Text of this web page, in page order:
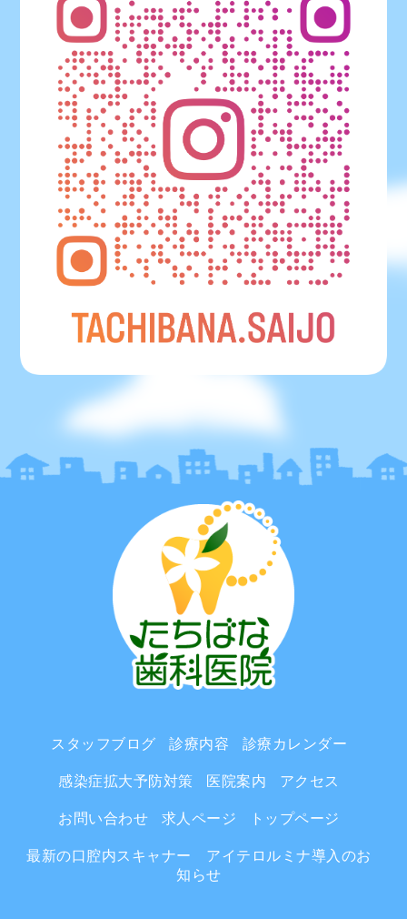
スタッフブログ 診療内容 診療カレンダー
感染症拡大予防対策 医院案内 アクセス
お問い合わせ 求人ページ トップページ
最新の口腔内スキャナー アイテロルミナ導入のお
知らせ